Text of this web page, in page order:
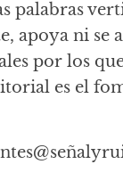
palabras
apoya ni se
por los
es el